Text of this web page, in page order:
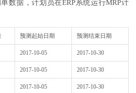
数据，计划员在ERP系统运行MRP计
预测起始日期 预测结束日期
2017-10-05 2017-10-30
2017-10-05 2017-10-30
2017-10-05 2017-10-30